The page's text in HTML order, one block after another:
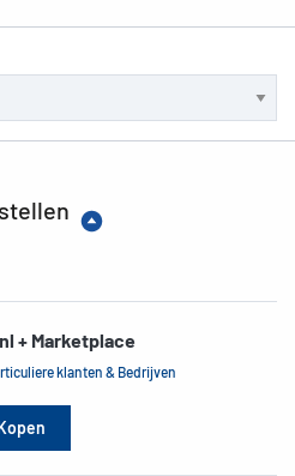
+ Marketplace
klanten & Bedrijven